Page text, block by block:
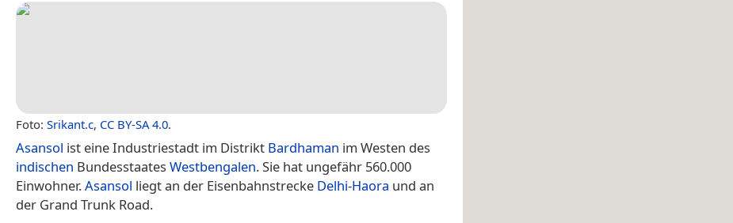
Foto: Srikant.c, CC BY-SA 4.0.
Asansol ist eine Industriestadt im Distrikt Bardhaman im Westen des
indischen Bundesstaates Westbengalen. Sie hat ungefähr 560.000
Einwohner.Asansol liegt an der Eisenbahnstrecke Delhi-Haora und an
der Grand Trunk Road.